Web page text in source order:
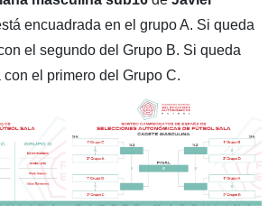
encuadrada en el grupo A. Si queda
el segundo del Grupo B. Si queda
el primero del Grupo C.